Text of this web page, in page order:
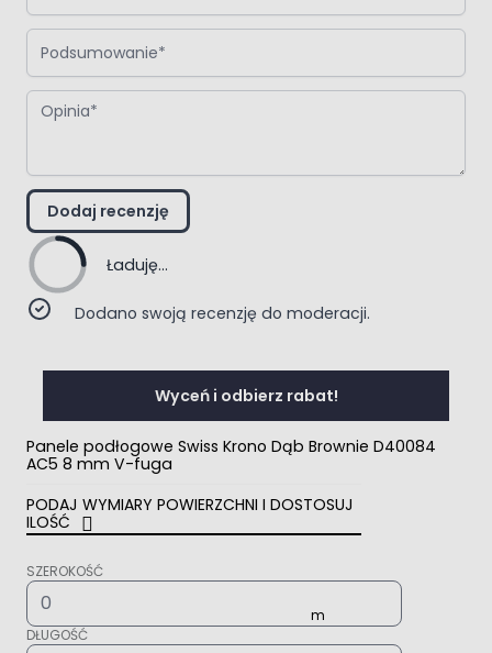
Podsumowanie
Opinia
Dodaj recenzję
Ładuję...
Dodano swoją recenzję do moderacji.
Wyceń i odbierz rabat!
Panele podłogowe Swiss Krono Dąb Brownie D40084
AC5 8 mm V-fuga
PODAJ WYMIARY POWIERZCHNI I DOSTOSUJ
ILOŚĆ
SZEROKOŚĆ
DŁUGOŚĆ